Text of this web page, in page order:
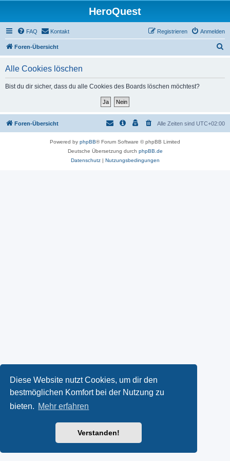
Diese Website nutzt Cookies, um dir den
bestmöglichen Komfort bei der Nutzung zu
bieten. Mehr erfahren
Verstanden!
HeroQuest
FAQ Kontakt Anmelden
Registrieren
Foren-Übersicht
Alle Cookies löschen
Bist du dir sicher, dass du alle Cookies des Boards löschen möchtest?
Foren-Übersicht Alle Zeiten sind UTC+02:00
Powered by phpBB® Forum Software © phpBB Limited
Deutsche Übersetzung durch phpBB.de
Datenschutz| Nutzungsbedingungen